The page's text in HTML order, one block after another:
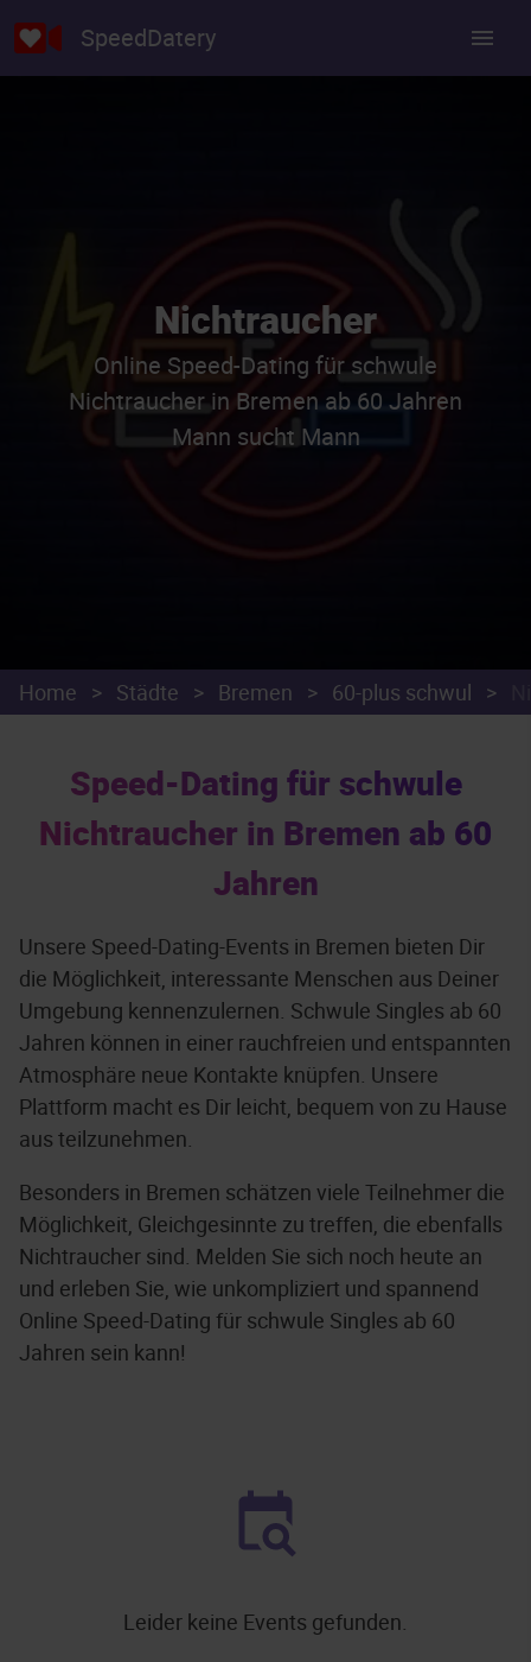
SpeedDatery
Nichtraucher
Online Speed-Dating für schwule
Nichtraucher in Bremen ab 60 Jahren
Mann sucht Mann
Home > Städte > Bremen > 60-plus schwul >
Speed-Dating für schwule
Nichtraucher in Bremen ab 60
Jahren
Unsere Speed-Dating-Events in Bremen bieten Dir
die Möglichkeit, interessante Menschen aus Deiner
Umgebung kennenzulernen. Schwule Singles ab 60
Jahren können in einer rauchfreien und entspannten
Atmosphäre neue Kontakte knüpfen. Unsere
Plattform macht es Dir leicht, bequem von zu Hause
aus teilzunehmen.
Besonders in Bremen schätzen viele Teilnehmer die
Möglichkeit, Gleichgesinnte zu treffen, die ebenfalls
Nichtraucher sind. Melden Sie sich noch heute an
und erleben Sie, wie unkompliziert und spannend
Online Speed-Dating für schwule Singles ab 60
Jahren sein kann!
Leider keine Events gefunden.